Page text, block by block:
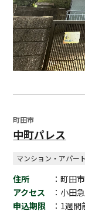
町田市
中町パレス
マンション・アパート
住所
：町田市
アクセス
：小田
申込期限
：1週間